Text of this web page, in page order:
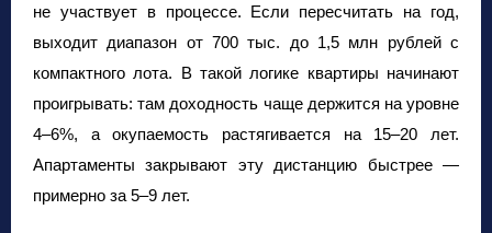
не участвует в процессе. Если пересчитать на год,
выходит диапазон от 700 тыс. до 1,5 млн рублей с
компактного лота. В такой логике квартиры начинают
проигрывать: там доходность чаще держится на уровне
4–6%, а окупаемость растягивается на 15–20 лет.
Апартаменты закрывают эту дистанцию быстрее —
примерно за 5–9 лет.